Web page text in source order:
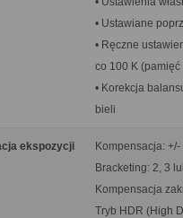
• Ustawiane
• Ręczne
co 100 K
• Korekcja
bieli
ekspozycji
Kompensacja:
Bracketing: 2, 3
Kompensacja
Tryb HDR (High